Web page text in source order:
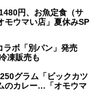
円、お魚定食（サ
ウマい店」夏休みSP
ラボ「別パン」発売
凍販売も
グラム「ビックカツ
のカレー…「オモウマ